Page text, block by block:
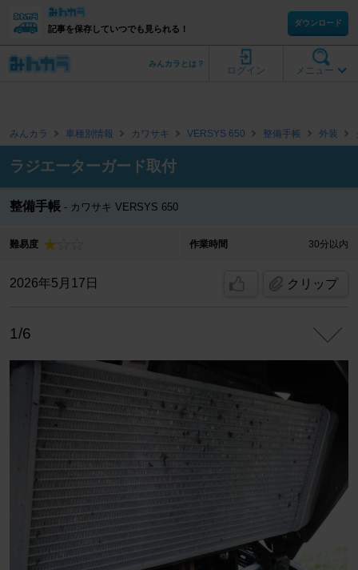
記事を保存していつでも見られる！
ダウンロード
メニュー
ログイン
みんカラとは？
みんカラ 車種別情報 カワサキ VERSYS 650 整備手帳 外装
ラジエーターガード取付
整備手帳 カワサキ VERSYS 650
難易度 作業時間 30分以内
2026年5月17日 クリップ
1/6